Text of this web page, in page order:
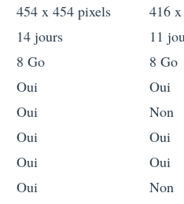
454 x 454 pixels
416
14 jours
11
8 Go
8 Go
Oui
Oui
Oui
Non
Oui
Oui
Oui
Oui
Oui
Non